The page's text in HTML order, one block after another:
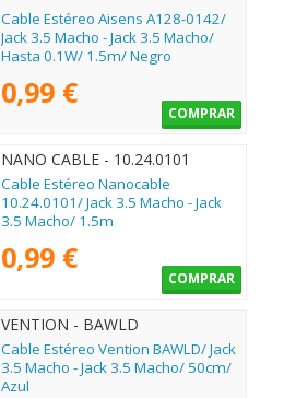
Cable Estéreo Aisens A128-0142/
Jack 3.5 Macho - Jack 3.5 Macho/
Hasta 0.1W/ 1.5m/ Negro
0,99 €
COMPRAR
NANO CABLE - 10.24.0101
Cable Estéreo Nanocable
10.24.0101/ Jack 3.5 Macho - Jack
3.5 Macho/ 1.5m
0,99 €
COMPRAR
VENTION - BAWLD
Cable Estéreo Vention BAWLD/ Jack
3.5 Macho - Jack 3.5 Macho/ 50cm/
Azul